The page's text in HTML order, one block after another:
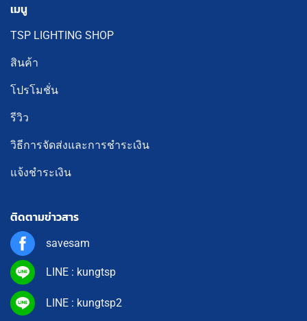
เมนู
TSP LIGHTING SHOP
สินค้า
โปรโมชั่น
รีวิว
วิธีการจัดส่งและการชำระเงิน
แจ้งชำระเงิน
ติดตามข่าวสาร
savesam
LINE : kungtsp
LINE : kungtsp2